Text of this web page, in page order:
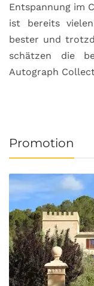
Entspannung im
ist bereits
bester und
schätzen die
Autograph
Promotion